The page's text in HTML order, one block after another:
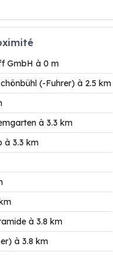
GmbH à 0 m
(-Fuhrer) à 2.5 km
à 3.3 km
à 3.3 km
à 3.8 km
à 3.8 km